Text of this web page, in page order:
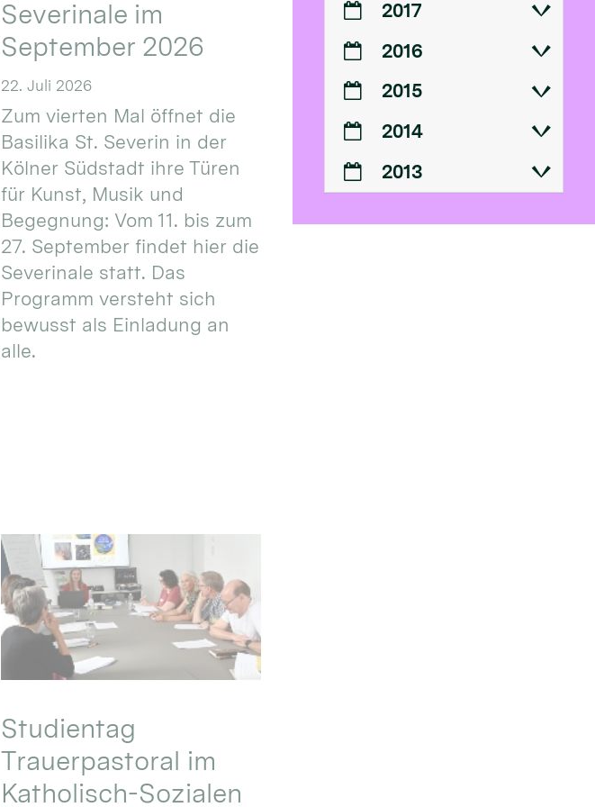
Severinale im
September 2026
22. Juli 2026
Zum vierten Mal öffnet die
Basilika St. Severin in der
Kölner Südstadt ihre Türen
für Kunst, Musik und
Begegnung: Vom 11. bis zum
27. September findet hier die
Severinale statt. Das
Programm versteht sich
bewusst als Einladung an
alle.
Studientag
Trauerpastoral im
Katholisch-Sozialen
2017
2016
2015
2014
2013